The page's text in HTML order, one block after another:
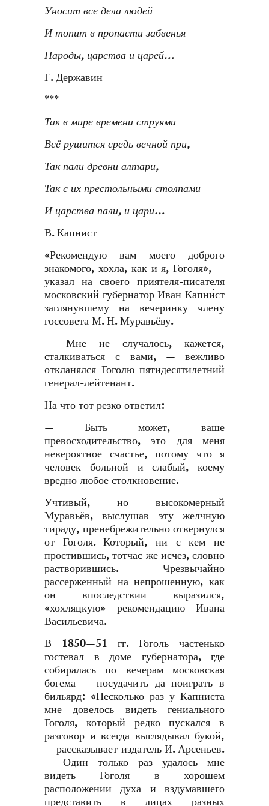
Уносит все дела людей
И топит в пропасти забвенья
Народы, царства и царей…
Г. Державин
***
Так в мире времени струями
Всё рушится средь вечной при,
Так пали древни алтари,
Так с их престольными столпами
И царства пали, и цари…
В. Капнист
«Рекомендую вам моего доброго
знакомого, хохла, как и я, Гоголя», —
указал на своего приятеля-писателя
московский губернатор Иван Капни́ст
заглянувшему на вечеринку члену
госсовета М. Н. Муравьёву.
— Мне не случалось, кажется,
сталкиваться с вами, — вежливо
откланялся Гоголю пятидесятилетний
генерал-лейтенант.
На что тот резко ответил:
— Быть может, ваше
превосходительство, это для меня
невероятное счастье, потому что я
человек больной и слабый, коему
вредно любое столкновение.
Учтивый, но высокомерный
Муравьёв, выслушав эту желчную
тираду, пренебрежительно отвернулся
от Гоголя. Который, ни с кем не
простившись, тотчас же исчез, словно
растворившись. Чрезвычайно
рассерженный на непрошенную, как
он впоследствии выразился,
«хохляцкую» рекомендацию Ивана
Васильевича.
В 1850—51 гг. Гоголь частенько
гостевал в доме губернатора, где
собиралась по вечерам московская
богема — посудачить да поиграть в
бильярд: «Несколько раз у Капниста
мне довелось видеть гениального
Гоголя, который редко пускался в
разговор и всегда выглядывал букой,
— рассказывает издатель И. Арсеньев.
— Один только раз удалось мне
видеть Гоголя в хорошем
расположении духа и вздумавшего
представить в лицах разных